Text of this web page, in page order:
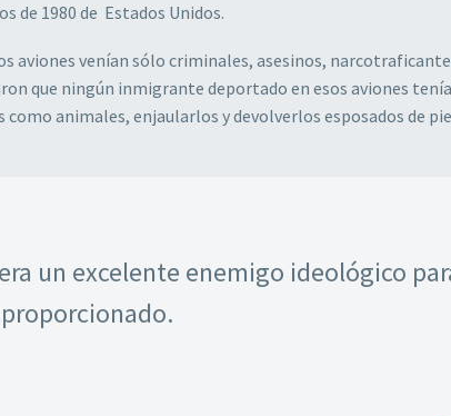
de 1980 de Estados Unidos.
aviones venían sólo criminales, asesinos,
que ningún inmigrante deportado en esos aviones
animales, enjaularlos y devolverlos esposados de
un excelente enemigo ideológico